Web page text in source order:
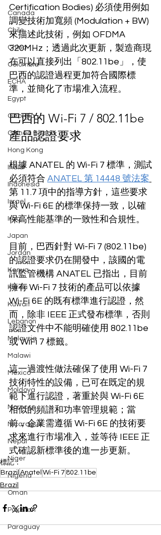
Canada
Chile
China
Colombia
ECHA
Egypt
Georgia
Guinea Bissau
Hong Kong
India
Indonesia
Israel
Iraq
Japan
Jordan
Kenya
Korea
Kuwait
Lebanon
Malaysia
Malawi
Mexico
Moldova
Morocco
Nicaragua
Nepal
Niger
Nigeria
Oman
Pakistan
Paraguay
Certification Bodies) 必須使用例如
調變技術加寬頻 (Modulation + BW)
來描述此技術，例如 OFDMA
320MHz；透過此次更新，製造商現
在可以直接列出「802.11be」，使
巴西的認證過程更加符合國際標
準，並簡化了市場准入流程。
巴西的 Wi-Fi 7 / 802.11be
產品認證要求
根據 ANATEL 的 Wi-Fi 7 標準，測試
必須符合 ANATEL 第 14448 號法案
第 11.7 項中的指導方針，這些要求
與 Wi-Fi 6E 的標準保持一致，以確
保高性能基準的一致性和合規性。
目前，巴西針對 Wi-Fi 7 (802.11be)
的認證要求仍在開發中，該國的電
訊監管機構 ANATEL 已指出，目前
擁有 Wi-Fi 7 技術的產品可以依據
Wi-Fi 6E 的既有標準進行認證，然
而，除非 IEEE 正式發布標準，否則
認證文件中不能明確使用 802.11be
或 WiFi 7 標籤。
這一過渡性做法確保了使用 Wi-Fi 7
技術特性的設備，已可在既定的規
範下進行認證，著重於與 Wi-Fi 6E
相似的頻譜和功率管理規範；當
前，企業需遵循 Wi-Fi 6E 的技術要
求來進行市場准入，並等待 IEEE 正
式確認新標準後的進一步更新。
標記：
Brazil Anatel Wi-Fi 7 802.11be
Brazil